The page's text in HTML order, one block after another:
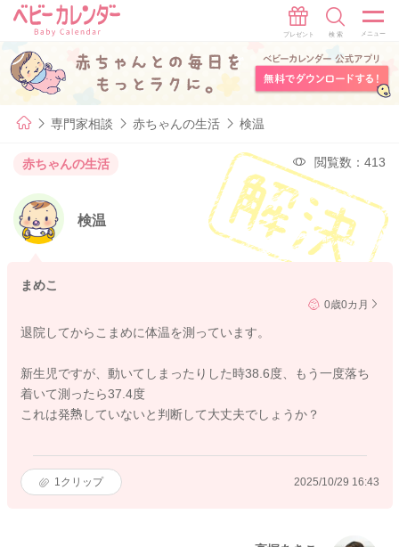
専門家相談 赤ちゃんの生活 検温
赤ちゃんの生活 閲覧数：413
検温
まめこ
0歳0カ月
退院してからこまめに体温を測っています。
新生児ですが、動いてしまったりした時38.6度、もう一度落ち
着いて測ったら37.4度
これは発熱していないと判断して大丈夫でしょうか？
1 クリップ 2025/10/29 16:43